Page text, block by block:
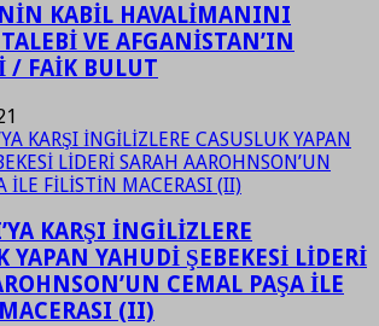
KABİL HAVALİMANINI
VE AFGANİSTAN’IN
/ FAİK BULUT
KARŞI İNGİLİZLERE
YAPAN YAHUDİ ŞEBEKESİ LİDERİ
CEMAL PAŞA İLE
(II)